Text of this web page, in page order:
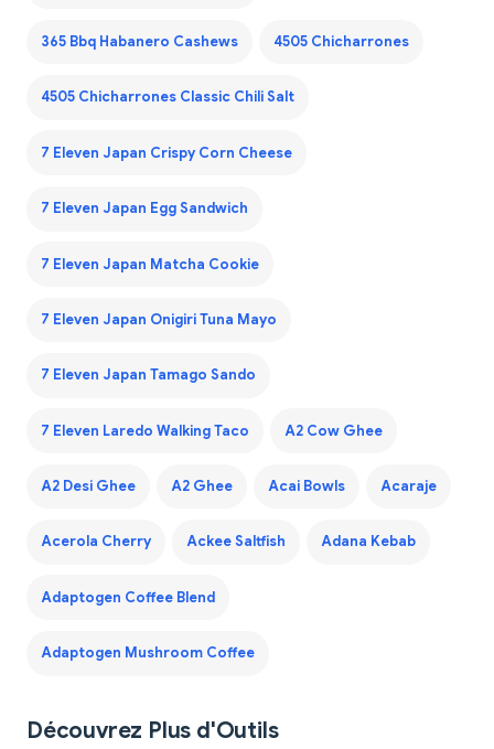
365 Bbq Habanero Cashews 4505 Chicharrones
4505 Chicharrones Classic Chili Salt
7 Eleven Japan Crispy Corn Cheese
7 Eleven Japan Egg Sandwich
7 Eleven Japan Matcha Cookie
7 Eleven Japan Onigiri Tuna Mayo
7 Eleven Japan Tamago Sando
7 Eleven Laredo Walking Taco A2 Cow Ghee
A2 Desi Ghee A2 Ghee Acai Bowls Acaraje
Acerola Cherry Ackee Saltfish Adana Kebab
Adaptogen Coffee Blend
Adaptogen Mushroom Coffee
Découvrez Plus d'Outils